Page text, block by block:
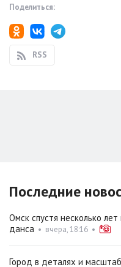
Поделиться:
RSS
Последние
Омск спустя несколько
данса • вчера, 18:16 •
Город в деталях и